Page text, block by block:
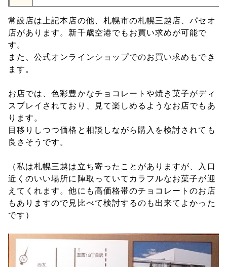
常設店は上記本店の他、札幌市の札幌三越店、パセオ
店があります。新千歳空港でもお買い求めが可能で
す。
また、公式オンラインショップでのお買い求めもでき
ます。
お店では、色彩豊かなチョコレートや焼き菓子がディ
スプレイされており、見て楽しめるようなお店でもあ
ります。
目移りしつつ価格と相談しながら購入を検討されても
良さそうです。
（私は札幌三越は立ち寄ったことがありますが、入口
近くのいい場所に陣取っていてカラフルなお菓子が迎
えてくれます。他にも高価格帯のチョコレートのお店
もありますので見比べて検討するのも出来てよかった
です）